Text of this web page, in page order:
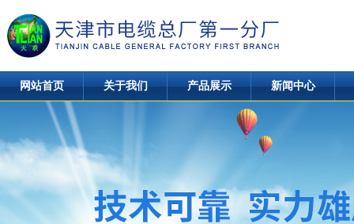
网站首页 关于我们 产品展示 新闻中心